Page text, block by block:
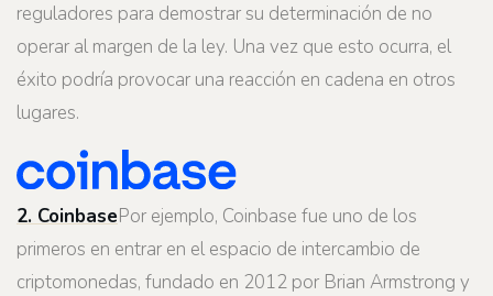
reguladores para demostrar su determinación de no
operar al margen de la ley. Una vez que esto ocurra, el
éxito podría provocar una reacción en cadena en otros
lugares.
2. CoinbasePor ejemplo, Coinbase fue uno de los
primeros en entrar en el espacio de intercambio de
criptomonedas, fundado en 2012 por Brian Armstrong y